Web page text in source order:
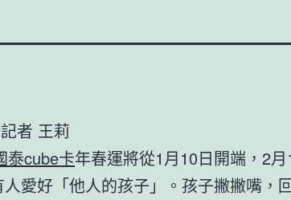
者 王莉
泰cube卡年春運將從1月10日開端，2
愛好「他人的孩子」。孩子撇撇嘴，